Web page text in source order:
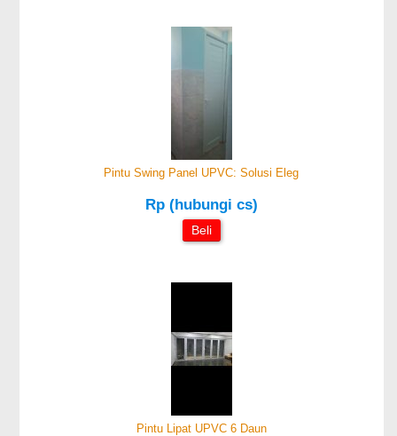
Pintu Swing Panel UPVC: Solusi Eleg
Rp (hubungi cs)
Beli
Pintu Lipat UPVC 6 Daun